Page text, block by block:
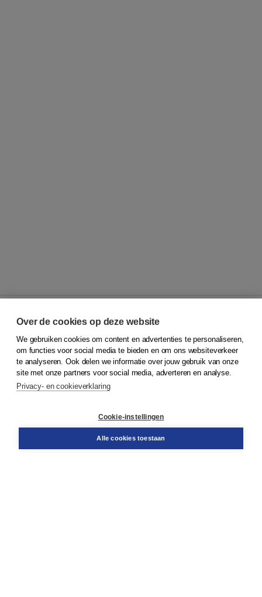
© 2026Koninklijke Boom uitgevers
Klantenservice
Service & informatie
Contact
Over de cookies op deze website
We gebruiken cookies om content en advertenties te personaliseren,
om functies voor social media te bieden en om ons websiteverkeer
te analyseren. Ook delen we informatie over jouw gebruik van onze
site met onze partners voor social media, adverteren en analyse.
Privacy- en cookieverklaring
Cookie-instellingen
Alle cookies toestaan